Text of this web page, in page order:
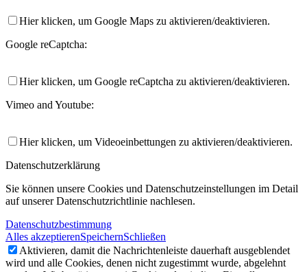
Hier klicken, um Google Maps zu aktivieren/deaktivieren.
Google reCaptcha:
Hier klicken, um Google reCaptcha zu aktivieren/deaktivieren.
Vimeo and Youtube:
Hier klicken, um Videoeinbettungen zu aktivieren/deaktivieren.
Datenschutzerklärung
Sie können unsere Cookies und Datenschutzeinstellungen im Detail
auf unserer Datenschutzrichtlinie nachlesen.
Datenschutzbestimmung
Alles akzeptierenSpeichernSchließen
Aktivieren, damit die Nachrichtenleiste dauerhaft ausgeblendet
wird und alle Cookies, denen nicht zugestimmt wurde, abgelehnt